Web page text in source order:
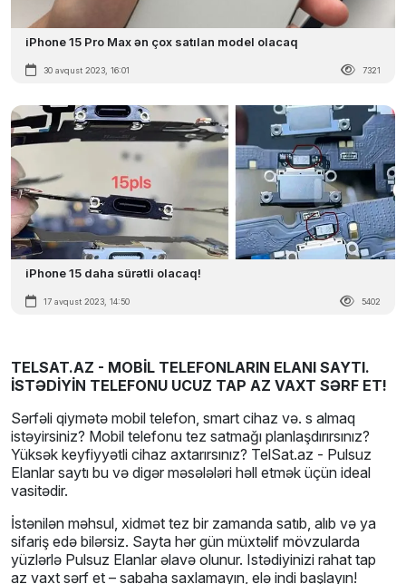
iPhone 15 Pro Max ən çox satılan model olacaq
30 avqust 2023, 16:01 7321
iPhone 15 daha sürətli olacaq!
17 avqust 2023, 14:50 5402
TELSAT.AZ - MOBİL TELEFONLARIN ELANI SAYTI.
İSTƏDİYİN TELEFONU UCUZ TAP AZ VAXT SƏRF ET!
Sərfəli qiymətə mobil telefon, smart cihaz və. s almaq
istəyirsiniz? Mobil telefonu tez satmağı planlaşdırırsınız?
Yüksək keyfiyyətli cihaz axtarırsınız? TelSat.az - Pulsuz
Elanlar saytı bu və digər məsələləri həll etmək üçün ideal
vasitədir.
İstənilən məhsul, xidmət tez bir zamanda satıb, alıb və ya
sifariş edə bilərsiz. Sayta hər gün müxtəlif mövzularda
yüzlərlə Pulsuz Elanlar əlavə olunur. Istədiyinizi rahat tap
az vaxt sərf et – sabaha saxlamayın, elə indi başlayın!